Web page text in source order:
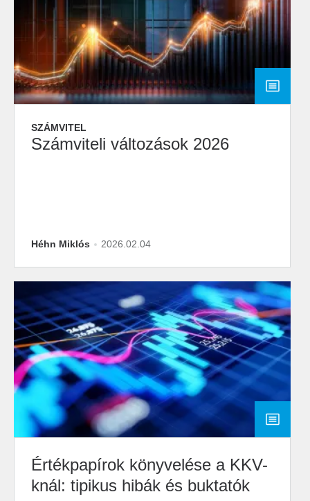
SZÁMVITEL
Számviteli változások 2026
Héhn Miklós 2026.02.04
Értékpapírok könyvelése a KKV-
knál: tipikus hibák és buktatók